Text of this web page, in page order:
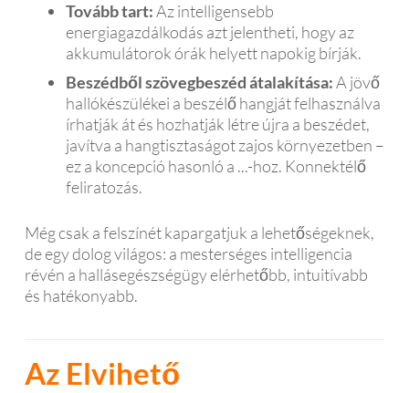
Tovább tart:Az intelligensebb
energiagazdálkodás azt jelentheti, hogy az
akkumulátorok órák helyett napokig bírják.
Beszédből szövegbeszéd átalakítása:A jövő
hallókészülékei a beszélő hangját felhasználva
írhatják át és hozhatják létre újra a beszédet,
javítva a hangtisztaságot zajos környezetben –
ez a koncepció hasonló a ...-hoz. Konnektélő
feliratozás.
Még csak a felszínét kapargatjuk a lehetőségeknek,
de egy dolog világos: a mesterséges intelligencia
révén a hallásegészségügy elérhetőbb, intuitívabb
és hatékonyabb.
Az Elvihető